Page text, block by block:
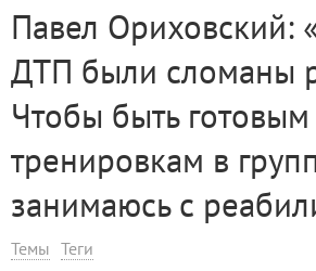
Павел Ориховский:
ДТП были сломаны
Чтобы быть
тренировкам в
занимаюсь с
Темы Теги